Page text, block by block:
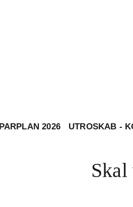
PARPLAN 2026 UTROSKAB -